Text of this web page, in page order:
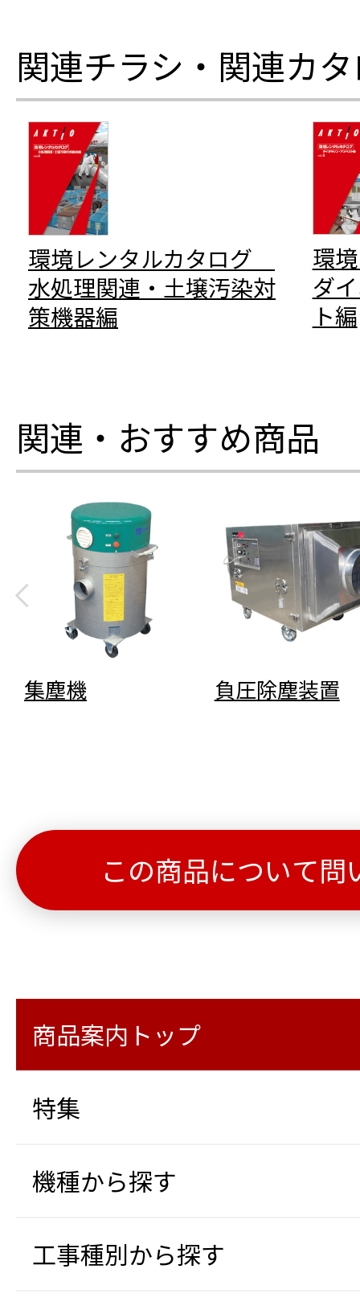
関連チラシ・関連カ
環境レンタルカタログ
水処理関連・土壌汚染対
策機器編
環
ダ
ト編
関連・おすすめ商品
集塵機 負圧除塵装置
この商品について問
商品案内トップ
特集
機種から探す
工事種別から探す